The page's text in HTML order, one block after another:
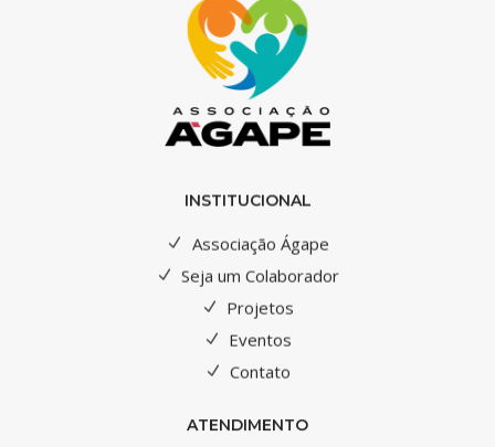
INSTITUCIONAL
Associação Ágape
Seja um Colaborador
Projetos
Eventos
Contato
ATENDIMENTO